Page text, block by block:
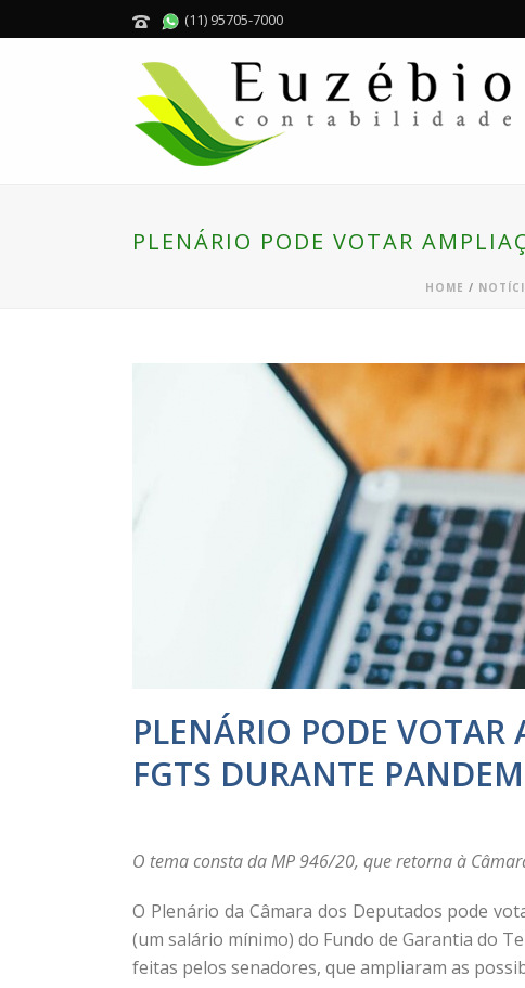
(11) 95705-7000
PLENÁRIO PODE VOTAR
HOME /
PLENÁRIO PODE
FGTS DURANTE
O tema consta da MP 946/20, que retorna à
O Plenário da Câmara dos Deputados pode
(um salário mínimo) do Fundo de Garantia do
feitas pelos senadores, que ampliaram as